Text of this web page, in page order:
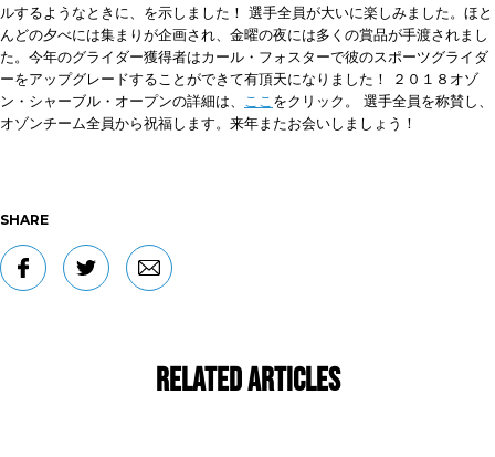
ルするようなときに、を示しました！ 選手全員が大いに楽しみました。ほと
んどの夕べには集まりが企画され、金曜の夜には多くの賞品が手渡されまし
た。今年のグライダー獲得者はカール・フォスターで彼のスポーツグライダ
ーをアップグレードすることができて有頂天になりました！
２０１８オゾ
ン・シャーブル・オープンの詳細は、
ここ をクリック。
選手全員を称賛し、
オゾンチーム全員から祝福します。来年またお会いしましょう！
SHARE
Related Articles